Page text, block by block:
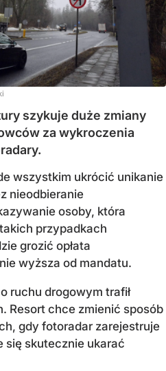
szykuje duże zmiany
za wykroczenia
wszystkim ukrócić unikanie
nieodbieranie
osoby, która
przypadkach
grozić opłata
wyższa od mandatu.
ruchu drogowym trafił
Resort chce zmienić sposób
gdy fotoradar zarejestruje
się skutecznie ukarać